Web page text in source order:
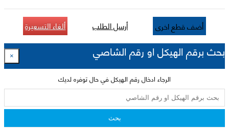
أضف قطع اخرى أرسل الطلب ألغاء التسعيرة
بحث برقم الهيكل او رقم الشاصي ×
الرجاء ادخال رقم الهيكل في حال توفره لديك
بحث